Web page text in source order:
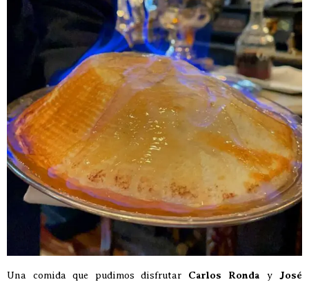
Una comida que pudimos disfrutar Carlos Ronda y José